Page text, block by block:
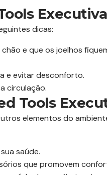
dicas:
e que os joelhos
e evitar desconforto.
circulação.
Tools
elementos do
saúde.
que promovem